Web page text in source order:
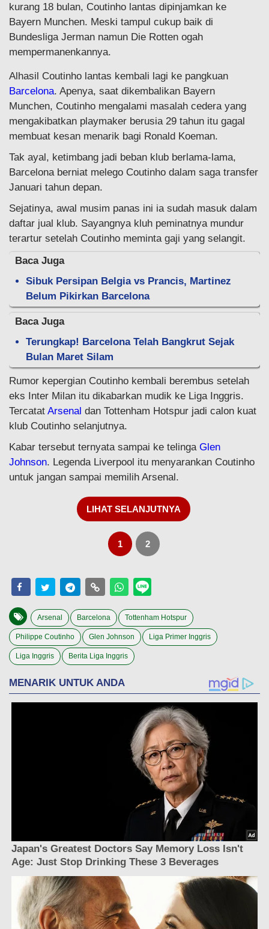
kurang 18 bulan, Coutinho lantas dipinjamkan ke
Bayern Munchen. Meski tampul cukup baik di
Bundesliga Jerman namun Die Rotten ogah
mempermanenkannya.
Alhasil Coutinho lantas kembali lagi ke pangkuan
Barcelona. Apenya, saat dikembalikan Bayern
Munchen, Coutinho mengalami masalah cedera yang
mengakibatkan playmaker berusia 29 tahun itu gagal
membuat kesan menarik bagi Ronald Koeman.
Tak ayal, ketimbang jadi beban klub berlama-lama,
Barcelona berniat melego Coutinho dalam saga transfer
Januari tahun depan.
Sejatinya, awal musim panas ini ia sudah masuk dalam
daftar jual klub. Sayangnya kluh peminatnya mundur
terartur setelah Coutinho meminta gaji yang selangit.
Baca Juga
Sibuk Persipan Belgia vs Prancis, Martinez
Belum Pikirkan Barcelona
Baca Juga
Terungkap! Barcelona Telah Bangkrut Sejak
Bulan Maret Silam
Rumor kepergian Coutinho kembali berembus setelah
eks Inter Milan itu dikabarkan mudik ke Liga Inggris.
Tercatat Arsenal dan Tottenham Hotspur jadi calon kuat
klub Coutinho selanjutnya.
Kabar tersebut ternyata sampai ke telinga Glen
Johnson. Legenda Liverpool itu menyarankan Coutinho
untuk jangan sampai memilih Arsenal.
LIHAT SELANJUTNYA
1 2
Arsenal Barcelona Tottenham Hotspur
Philippe Coutinho Glen Johnson Liga Primer Inggris
Liga Inggris Berita Liga Inggris